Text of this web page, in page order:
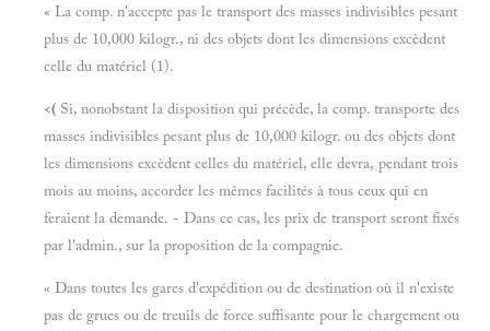
« La comp. n'accepte pas le transport des masses indivisibles pesant
plus de 10,000 kilogr., ni des objets dont les dimensions excèdent
celle du matériel (1).
<( Si, nonobstant la disposition qui précède, la comp. transporte des
masses indivisibles pesant plus de 10,000 kilogr. ou des objets dont
les dimensions excèdent celles du matériel, elle devra, pendant trois
mois au moins, accorder les mêmes facilités à tous ceux qui en
feraient la demande. - Dans ce cas, les prix de transport seront fixés
par l'admin., sur la proposition de la compagnie.
« Dans toutes les gares d'expédition ou de destination où il n'existe
pas de grues ou de treuils de force suffisante pour le chargement ou